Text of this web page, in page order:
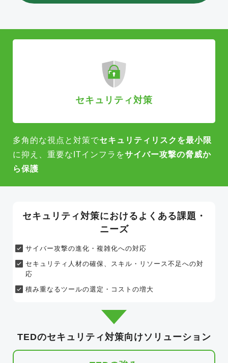
セキュリティ対策
多角的な視点と対策でセキュリティリスクを最小限
に抑え、 重要なITインフラをサイバー攻撃の脅威か
ら保護
セキュリティ対策におけるよくある課題・
ニーズ
サイバー攻撃の進化・複雑化への対応
セキュリティ人材の確保、 スキル・リソース不足への対
応
積み重なるツールの選定・コストの増大
TEDのセキュリティ対策向けソリューション